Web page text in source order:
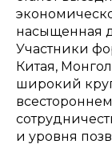
насыщенная
Участники
Китая,
широкий
и уровня